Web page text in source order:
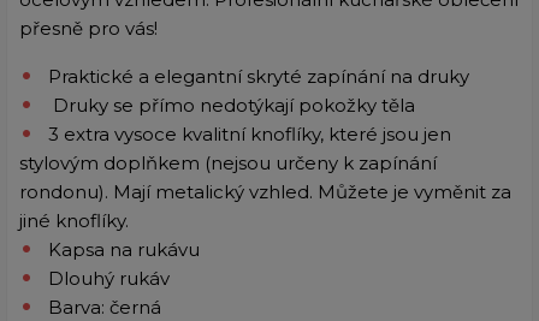
přesně pro vás!
Praktické a elegantní skryté zapínání na druky
Druky se přímo nedotýkají pokožky těla
3 extra vysoce kvalitní knoflíky, které jsou jen
stylovým doplňkem (nejsou určeny k zapínání
rondonu). Mají metalický vzhled. Můžete je vyměnit za
jiné knoflíky.
Kapsa na rukávu
Dlouhý rukáv
Barva: černá